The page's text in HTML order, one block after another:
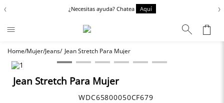
‹ ¿Necesitas ayuda? Chatea Aquí ›
Mujer Jeans Jean Stretch Para Mujer
Jean Stretch Para Mujer
WDC65800050CF679
Términos más buscados
1.
2.